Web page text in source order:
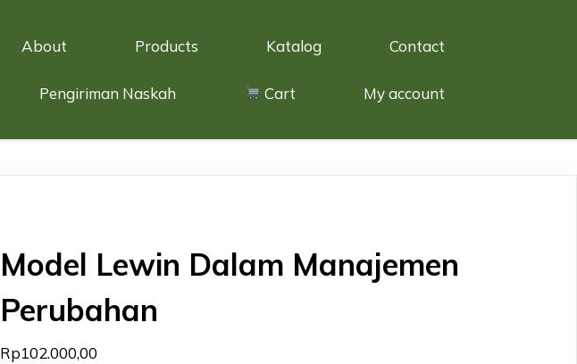
About Products Katalog Contact
Pengiriman Naskah Cart My account
Model Lewin Dalam Manajemen
Perubahan
Rp102.000,00